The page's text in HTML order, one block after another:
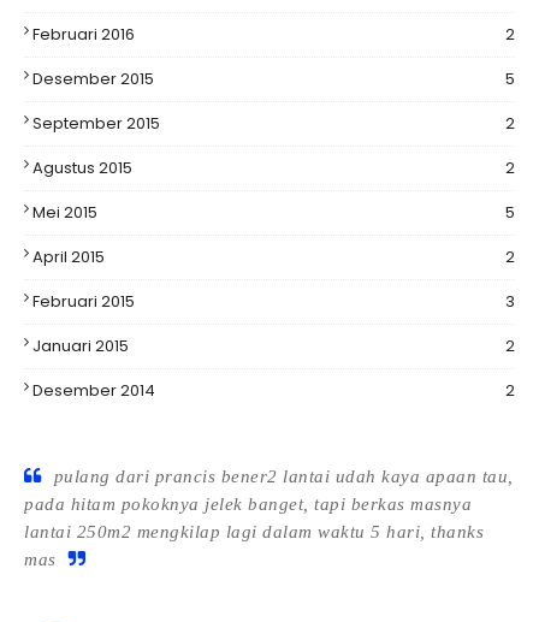
Februari 2016
2
Desember 2015
5
September 2015
2
Agustus 2015
2
Mei 2015
5
April 2015
2
Februari 2015
3
Januari 2015
2
Desember 2014
2
pulang dari prancis bener2 lantai udah kaya apaan tau,
pada hitam pokoknya jelek banget, tapi berkas masnya
lantai 250m2 mengkilap lagi dalam waktu 5 hari, thanks
mas